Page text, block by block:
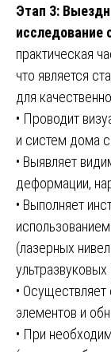
Этап 3:
исследование
практическая
что является
для
• Проводит
и систем дома
• Выявляет
деформации,
• Выполняет
(лазерных
•
элементов и
• При